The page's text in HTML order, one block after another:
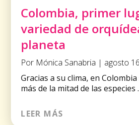
Colombia, primer
variedad de
planeta
Por Mónica Sanabria | agosto
Gracias a su clima, en
más de la mitad de las especies
LEER MÁS